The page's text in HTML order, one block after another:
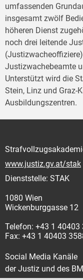
umfassenden
insgesamt zwölf
höheren Dienst
noch drei leitende
Justizwachebeamte
Unterstützt wird die
Stein, Linz und Graz-
Ausbildungszentren.
www.justiz.gv.at/stak
Dienststelle: STAK
1080 Wien
Wickenburggasse 12
Telefon: +43 1 40403
Fax: +43 1 40403
Social Media Kanäle
der Justiz und des